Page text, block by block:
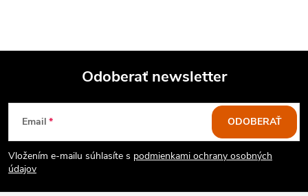
Z
á
p
Odoberať newsletter
Email
Vložením e-mailu súhlasíte s podmienkami ochrany osobných
údajov
ODOBERAŤ